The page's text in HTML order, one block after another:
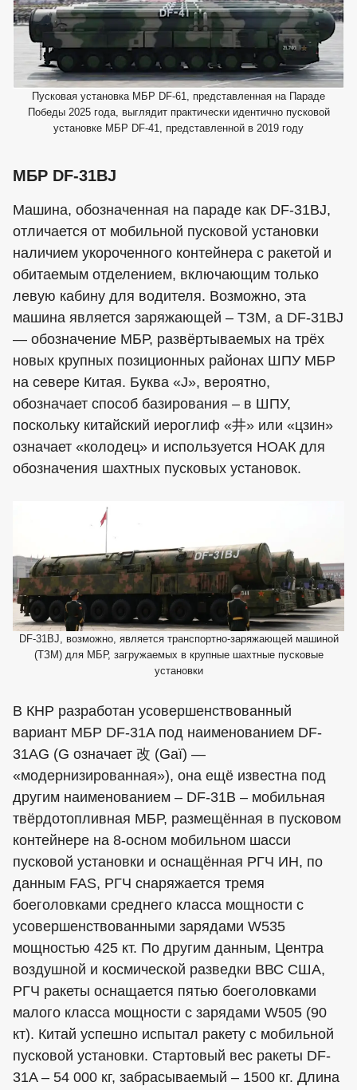
Пусковая установка МБР DF-61, представленная на Параде
Победы 2025 года, выглядит практически идентично пусковой
установке МБР DF-41, представленной в 2019 году
МБР DF-31BJ
Машина, обозначенная на параде как DF-31BJ,
отличается от мобильной пусковой установки
наличием укороченного контейнера с ракетой и
обитаемым отделением, включающим только
левую кабину для водителя. Возможно, эта
машина является заряжающей – ТЗМ, а DF-31BJ
— обозначение МБР, развёртываемых на трёх
новых крупных позиционных районах ШПУ МБР
на севере Китая. Буква «J», вероятно,
обозначает способ базирования – в ШПУ,
поскольку китайский иероглиф «井» или «цзин»
означает «колодец» и используется НОАК для
обозначения шахтных пусковых установок.
DF-31BJ, возможно, является транспортно-заряжающей машиной
(ТЗМ) для МБР, загружаемых в крупные шахтные пусковые
установки
В КНР разработан усовершенствованный
вариант МБР DF-31A под наименованием DF-
31AG (G означает 改 (Gaï) —
«модернизированная»), она ещё известна под
другим наименованием – DF-31B – мобильная
твёрдотопливная МБР, размещённая в пусковом
контейнере на 8-осном мобильном шасси
пусковой установки и оснащённая РГЧ ИН, по
данным FAS, РГЧ снаряжается тремя
боеголовками среднего класса мощности с
усовершенствованными зарядами W535
мощностью 425 кт. По другим данным, Центра
воздушной и космической разведки ВВС США,
РГЧ ракеты оснащается пятью боеголовками
малого класса мощности с зарядами W505 (90
кт). Китай успешно испытал ракету с мобильной
пусковой установки. Стартовый вес ракеты DF-
31A – 54 000 кг, забрасываемый – 1500 кг. Длина